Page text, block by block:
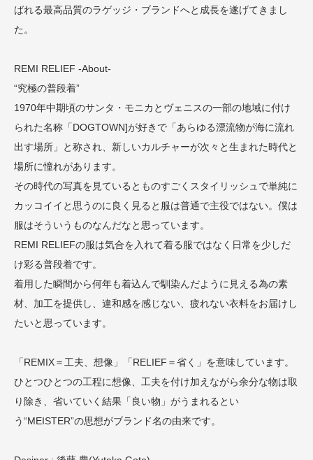
ばれる最高品質のラゲッジ・ブランドへと成長を遂げてきまし
た。
REMI RELIEF -About-
“究極の普段着”
1970年中期頃のサンタ・モニカとヴェニスの一部の地域に付け
られた名称「DOGTOWN]が好きで「あらゆる漂流物が海に流れ
出す場所」と称され、新しいカルチャーが次々と生まれた時代と
場所に憧れがあります。
その時代の写真を見ているとものすごくスタイリッシュで単純に
カッコイイと思うのに良く見ると服は普通で主役ではない。僕は
服はそういうものなんだなと思っています。
REMI RELIEFの服は気合を入れて着る服ではなく日常を少しだ
け彩る普段着です。
着用した瞬間から何年も着込んで馴染んだように見える為の素
材、加工を提供し、違和感を感じない、疲れない衣料をお届けし
たいと思っています。
「REMIX＝工夫、想像」「RELIEF＝省く」を意味しています。
ひとつひとつの工程に想像、工夫を付け加えながら余分な物は取
り除き、省いていく結果「良い物」がうまれるとい
う“MEISTER”の思想がブランド名の由来です。